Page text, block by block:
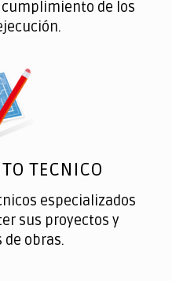
de los
TECNICO
especializados
sus proyectos y
de obras.